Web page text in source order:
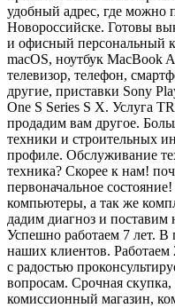
удобный адрес, где можно
Новороссийске. Готовы
и офисный персональный
macOS, ноутбук MacBook
телевизор, телефон,
другие, приставки Sony
One S Series S X. Услуга
продадим вам другое.
техники и строительных
профиле. Обслуживание
техника? Скорее к нам!
первоначальное
компьютеры, а так же
дадим диагноз и
Успешно работаем 7 лет. В
наших клиентов.
с радостью
вопросам. Срочная
комиссионный магазин,